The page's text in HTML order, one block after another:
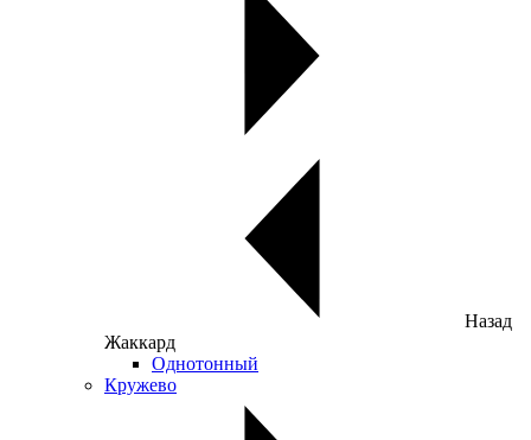
Назад
Жаккард
Однотонный
Кружево